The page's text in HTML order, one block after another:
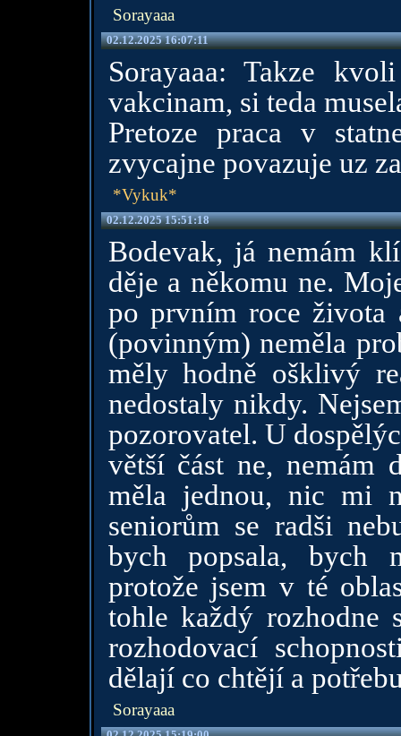
Sorayaaa
02.12.2025 16:07:11
Sorayaaa: Takze
vakcinam, si teda
Pretoze praca v
zvycajne povazuje uz
*Vykuk*
02.12.2025 15:51:18
Bodevak, já nemám
děje a někomu ne.
po prvním roce života
(povinným) neměla
měly hodně ošklivý
nedostaly nikdy.
pozorovatel. U
větší část ne, nemám
měla jednou, nic mi
seniorům se radši
bych popsala, bych
protože jsem v té
tohle každý
rozhodovací
dělají co chtějí a
Sorayaaa